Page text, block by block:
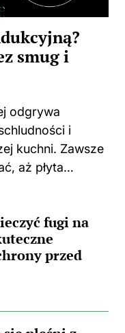
smug i
odgrywa
i
kuchni. Zawsze
aż płyta
do
trwałych...
fugi na
przed